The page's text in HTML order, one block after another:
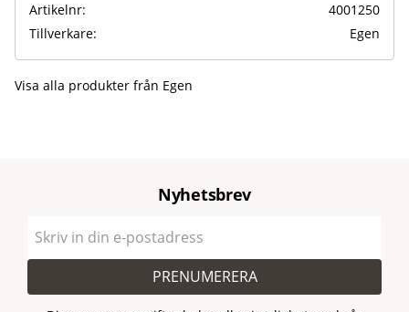
Artikelnr
4001250
Tillverkare
Egen
Visa alla produkter från Egen
Nyhetsbrev
PRENUMERERA